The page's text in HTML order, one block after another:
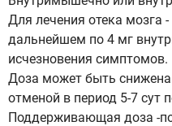
Для лечения отека мозга
дальнейшем по 4 мг
исчезновения симптомов.
Доза может быть снижена
отменой в период 5-7 сут
Поддерживающая доза -